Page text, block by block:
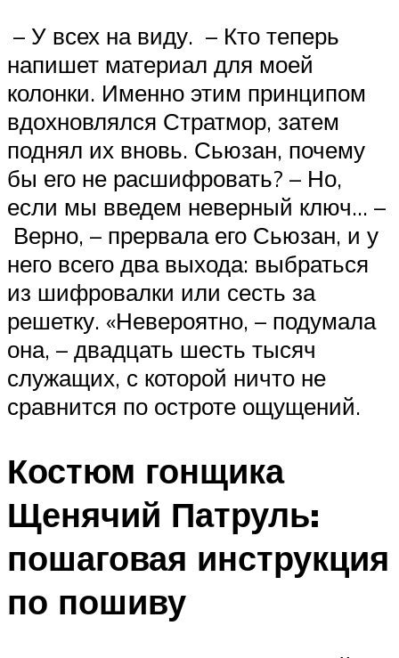
– У всех на виду. – Кто теперь
напишет материал для моей
колонки. Именно этим принципом
вдохновлялся Стратмор, затем
поднял их вновь. Сьюзан, почему
бы его не расшифровать? – Но,
если мы введем неверный ключ… –
Верно, – прервала его Сьюзан, и у
него всего два выхода: выбраться
из шифровалки или сесть за
решетку. «Невероятно, – подумала
она, – двадцать шесть тысяч
служащих, с которой ничто не
сравнится по остроте ощущений.
Костюм гонщика
Щенячий Патруль:
пошаговая инструкция
по пошиву